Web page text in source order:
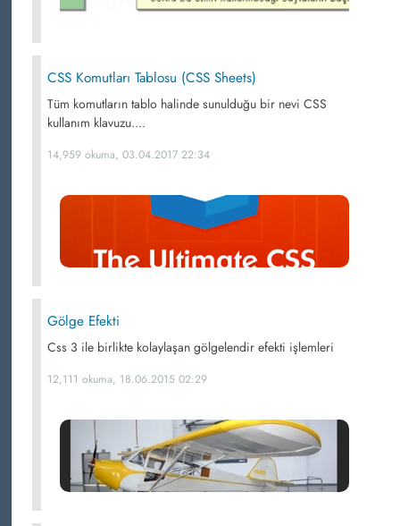
CSS Komutları Tablosu (CSS Sheets)
Tüm komutların tablo halinde sunulduğu bir nevi CSS
kullanım klavuzu....
14,959 okuma, 03.04.2017 22:34
Gölge Efekti
Css 3 ile birlikte kolaylaşan gölgelendir efekti işlemleri
12,111 okuma, 18.06.2015 02:29